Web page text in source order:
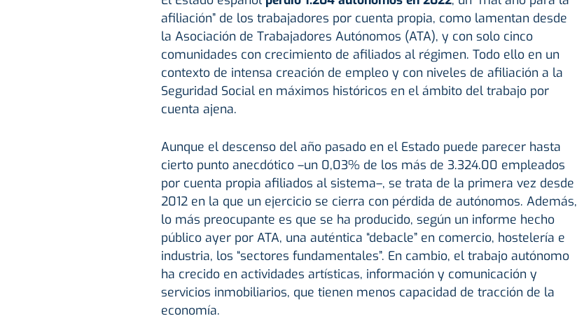
afiliación” de los trabajadores por cuenta propia, como lamentan desde
la Asociación de Trabajadores Autónomos (ATA), y con solo cinco
comunidades con crecimiento de afiliados al régimen. Todo ello en un
contexto de intensa creación de empleo y con niveles de afiliación a la
Seguridad Social en máximos históricos en el ámbito del trabajo por
cuenta ajena.
Aunque el descenso del año pasado en el Estado puede parecer hasta
cierto punto anecdótico –un 0,03% de los más de 3.324.00 empleados
por cuenta propia afiliados al sistema–, se trata de la primera vez desde
2012 en la que un ejercicio se cierra con pérdida de autónomos. Además,
lo más preocupante es que se ha producido, según un informe hecho
público ayer por ATA, una auténtica “debacle” en comercio, hostelería e
industria, los “sectores fundamentales”. En cambio, el trabajo autónomo
ha crecido en actividades artísticas, información y comunicación y
servicios inmobiliarios, que tienen menos capacidad de tracción de la
economía.